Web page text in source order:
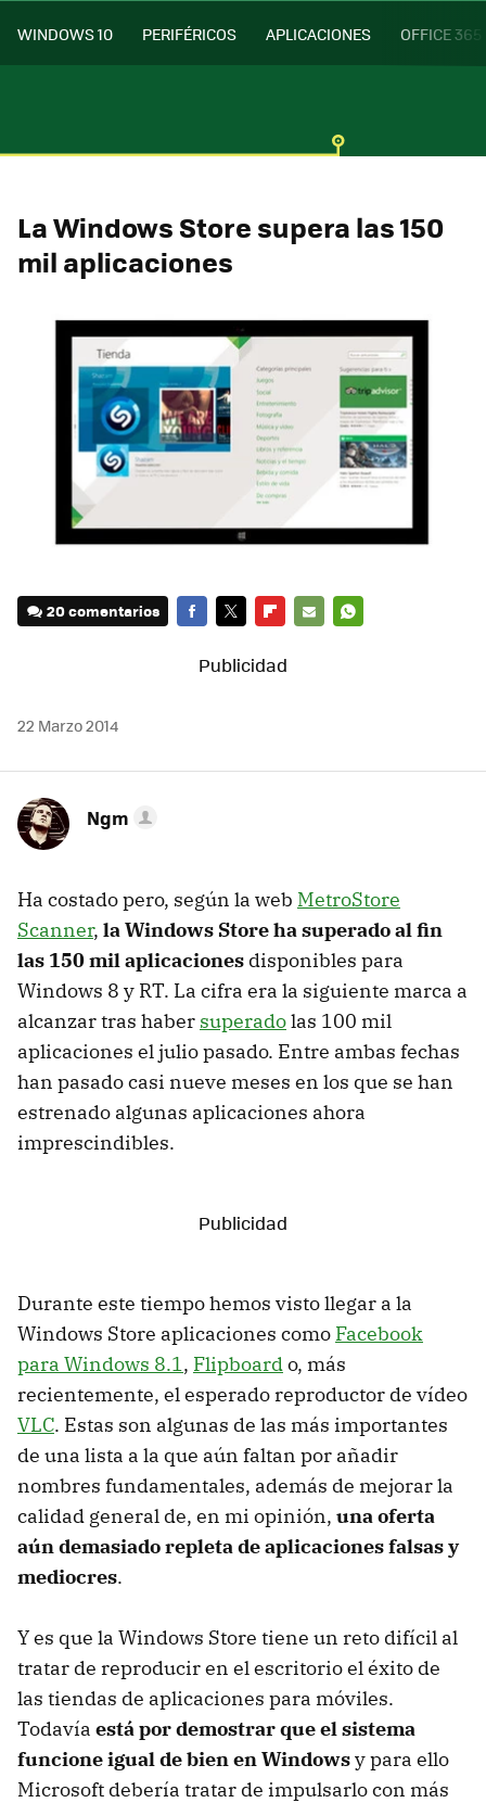
WINDOWS 10 PERIFÉRICOS APLICACIONES OFFICE 365
La Windows Store supera las 150
mil aplicaciones
20 comentarios
22 Marzo 2014
Ngm
Ha costado pero, según la web MetroStore
Scanner, la Windows Store ha superado al fin
las 150 mil aplicaciones disponibles para
Windows 8 y RT. La cifra era la siguiente marca a
alcanzar tras haber superadolas 100 mil
aplicaciones el julio pasado. Entre ambas fechas
han pasado casi nueve meses en los que se han
estrenado algunas aplicaciones ahora
imprescindibles.
Durante este tiempo hemos visto llegar a la
Windows Store aplicaciones como Facebook
para Windows 8.1, Flipboardo, más
recientemente, el esperado reproductor de vídeo
VLC. Estas son algunas de las más importantes
de una lista a la que aún faltan por añadir
nombres fundamentales, además de mejorar la
calidad general de, en mi opinión, una oferta
aún demasiado repleta de aplicaciones falsas y
mediocres.
Y es que la Windows Store tiene un reto difícil al
tratar de reproducir en el escritorio el éxito de
las tiendas de aplicaciones para móviles.
Todavía está por demostrar que el sistema
funcione igual de bien en Windowsy para ello
Microsoft debería tratar de impulsarlo con más